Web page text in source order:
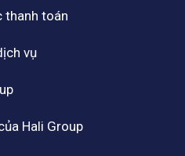
thanh toán
vụ
Hali Group